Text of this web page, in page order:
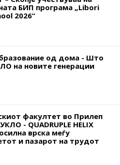
БИП програма „Libori
2026“
од дома - Што
на новите генерации
факултет во Прилеп
- QUADRUPLE HELIX
врска меѓу
и пазарот на трудот